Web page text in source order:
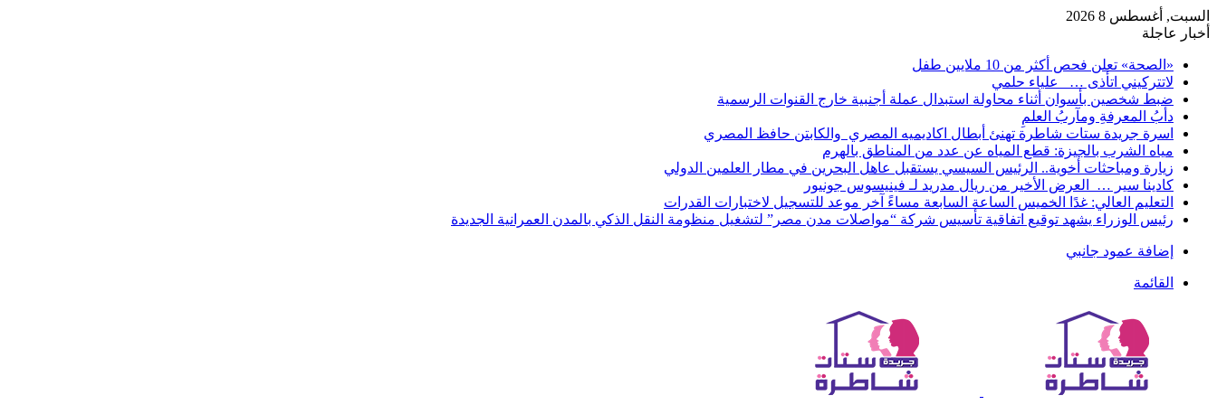
السبت, أغسطس 8 2026
أخبار عاجلة
«الصحة» تعلن فحص أكثر من 10 ملايين طفل
لاتتركيني اتأذى … علياء حلمي
ضبط شخصين بأسوان أثناء محاولة استبدال عملة أجنبية خارج القنوات الرسمية
دأبُ المعرفةِ ومآربُ العلمِ
اسرة جريدة ستات شاطرة تهنئ أبطال اكاديميه المصري والكابتن حافظ المصري
مياه الشرب بالجيزة: قطع المياه عن عدد من المناطق بالهرم
زيارة ومباحثات أخوية.. الرئيس السيسي يستقبل عاهل البحرين في مطار العلمين الدولي
كادينا سير … العرض الأخير من ريال مدريد لـ فينيسوس جونيور
التعليم العالي: غدًا الخميس الساعة السابعة مساءً آخر موعد للتسجيل لاختبارات القدرات
رئيس الوزراء يشهد توقيع اتفاقية تأسيس شركة “مواصلات مدن مصر” لتشغيل منظومة النقل الذكي بالمدن العمرانية الجديدة
إضافة عمود جانبي
القائمة